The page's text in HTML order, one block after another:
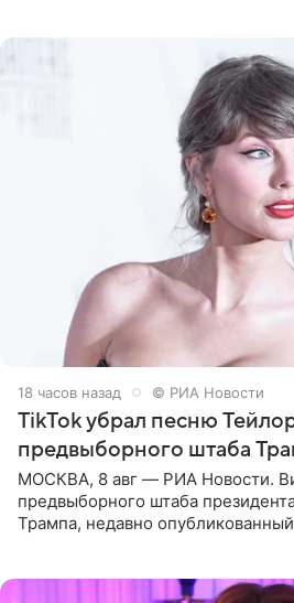
18 часов назад © РИА Новости
TikTok убрал песню
предвыборного штаба
МОСКВА, 8 авг — РИА Новости.
предвыборного штаба
Трампа, недавно